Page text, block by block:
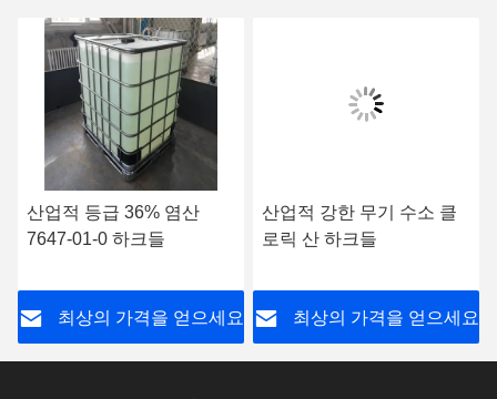
산업적 등급 36% 염산
7647-01-0 하크들
최상의 가격을 얻으세요
산업적 강한 무기 수소 클
로릭 산 하크들
최상의 가격을 얻으세요